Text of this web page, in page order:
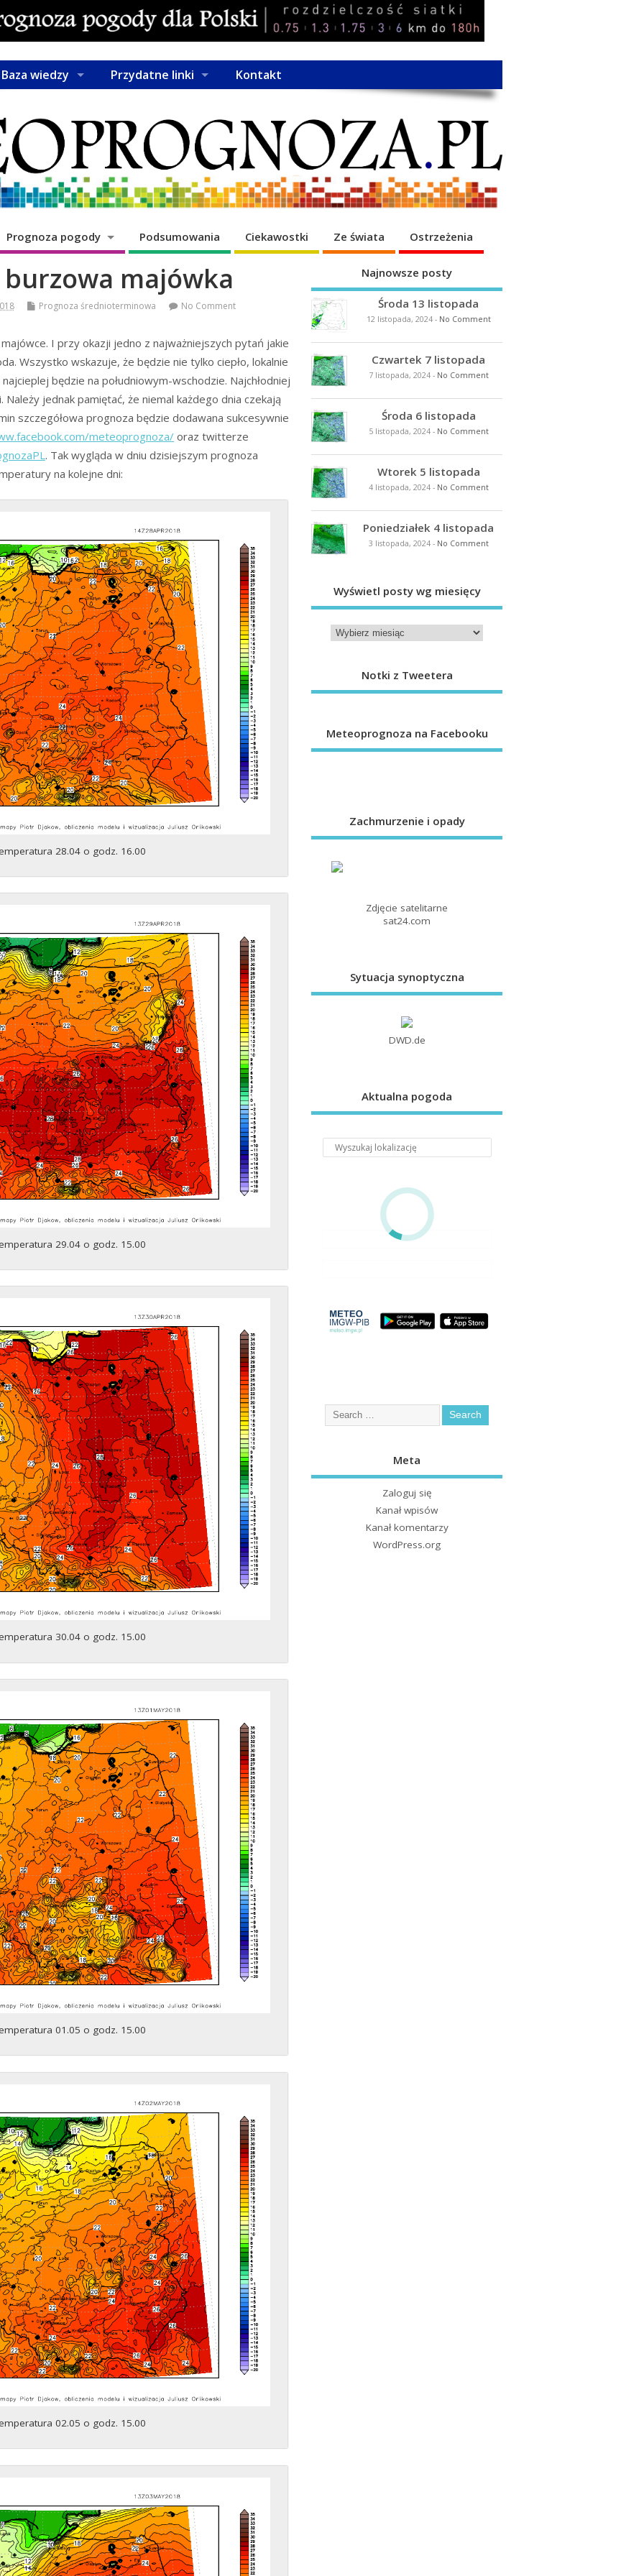
Baza wiedzy Przydatne linki Kontakt
Prognoza pogody Podsumowania Ciekawostki Ze świata Ostrzeżenia
burzowa majówka
Prognoza średnioterminowa No Comment
I przy okazji jedno z najważniejszych pytań jakie
Wszystko wskazuje, że będzie nie tylko ciepło, lokalnie
będzie na południowym-wschodzie. Najchłodniej
jednak pamiętać, że niemal każdego dnia czekają
szczegółowa prognoza będzie dodawana sukcesywnie
meteoprognoza/ oraz twitterze
. Tak wygląda w dniu dzisiejszym prognoza
na kolejne dni:
28.04 o godz. 16.00
29.04 o godz. 15.00
30.04 o godz. 15.00
01.05 o godz. 15.00
02.05 o godz. 15.00
Najnowsze posty
Środa 13 listopada
12 listopada, 2024- No Comment
Czwartek 7 listopada
7 listopada, 2024- No Comment
Środa 6 listopada
5 listopada, 2024- No Comment
Wtorek 5 listopada
4 listopada, 2024- No Comment
Poniedziałek 4 listopada
3 listopada, 2024- No Comment
Wyświetl posty wg miesięcy
Notki z Tweetera
Meteoprognoza na Facebooku
Zachmurzenie i opady
Zdjęcie satelitarne
sat24.com
Sytuacja synoptyczna
DWD.de
Aktualna pogoda
Meta
Zaloguj się
Kanał wpisów
Kanał komentarzy
WordPress.org